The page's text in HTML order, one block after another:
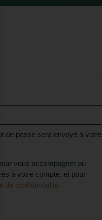
de passe sera envoyé à votre
vous accompagner au
à votre compte, et pour
de confidentialité.